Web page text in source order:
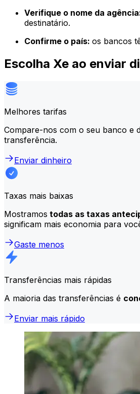
Verifique o nome da
destinatário.
Confirme o país: os bancos
Escolha Xe ao enviar
Melhores tarifas
Compare-nos com o seu banco e
transferência.
Enviar dinheiro
Taxas mais baixas
Mostramos todas as taxas
significam mais economia para
Gaste menos
Transferências mais rápidas
A maioria das transferências é
Enviar mais rápido